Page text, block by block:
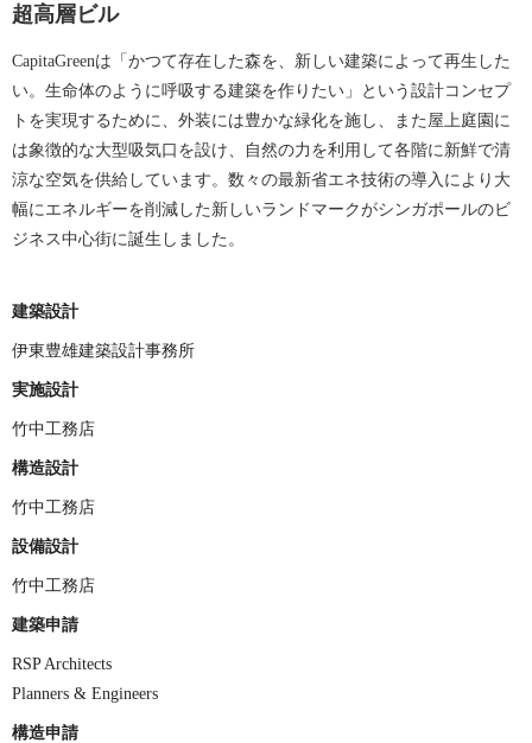
超高層ビル
CapitaGreenは「かつて存在した森を、新しい建築によって再生した
い。生命体のように呼吸する建築を作りたい」という設計コンセプ
トを実現するために、外装には豊かな緑化を施し、また屋上庭園に
は象徴的な大型吸気口を設け、自然の力を利用して各階に新鮮で清
涼な空気を供給しています。数々の最新省エネ技術の導入により大
幅にエネルギーを削減した新しいランドマークがシンガポールのビ
ジネス中心街に誕生しました。
建築設計
伊東豊雄建築設計事務所
実施設計
竹中工務店
構造設計
竹中工務店
設備設計
竹中工務店
建築申請
RSP Architects
Planners & Engineers
構造申請